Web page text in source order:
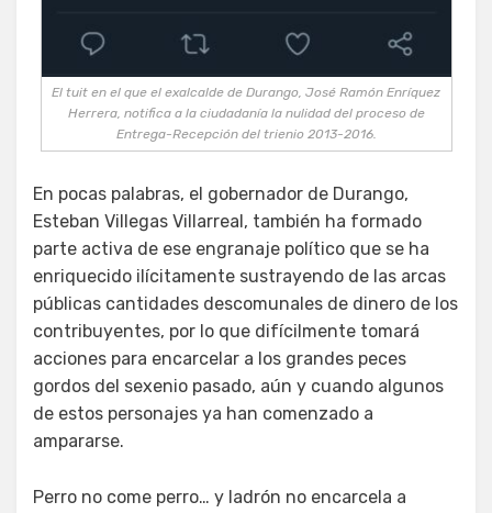
El tuit en el que el exalcalde de Durango, José Ramón Enríquez
Herrera, notifica a la ciudadanía la nulidad del proceso de
Entrega-Recepción del trienio 2013-2016.
En pocas palabras, el gobernador de Durango,
Esteban Villegas Villarreal, también ha formado
parte activa de ese engranaje político que se ha
enriquecido ilícitamente sustrayendo de las arcas
públicas cantidades descomunales de dinero de los
contribuyentes, por lo que difícilmente tomará
acciones para encarcelar a los grandes peces
gordos del sexenio pasado, aún y cuando algunos
de estos personajes ya han comenzado a
ampararse.
Perro no come perro… y ladrón no encarcela a